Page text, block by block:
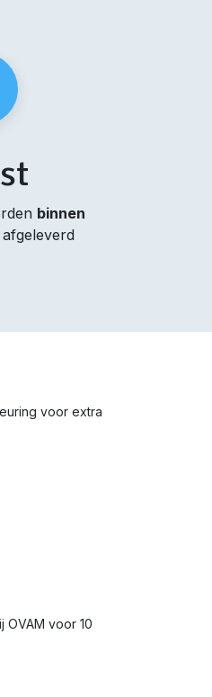
binnen
afgeleverd
voor extra
voor 10